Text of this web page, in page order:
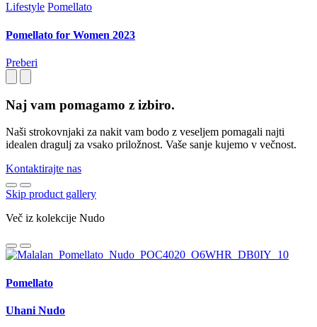
Lifestyle Pomellato
Pomellato for Women 2023
Preberi
Naj vam pomagamo z izbiro.
Naši strokovnjaki za nakit vam bodo z veseljem pomagali najti
idealen dragulj za vsako priložnost. Vaše sanje kujemo v večnost.
Kontaktirajte nas
Skip product gallery
Več iz kolekcije Nudo
Pomellato
Uhani Nudo